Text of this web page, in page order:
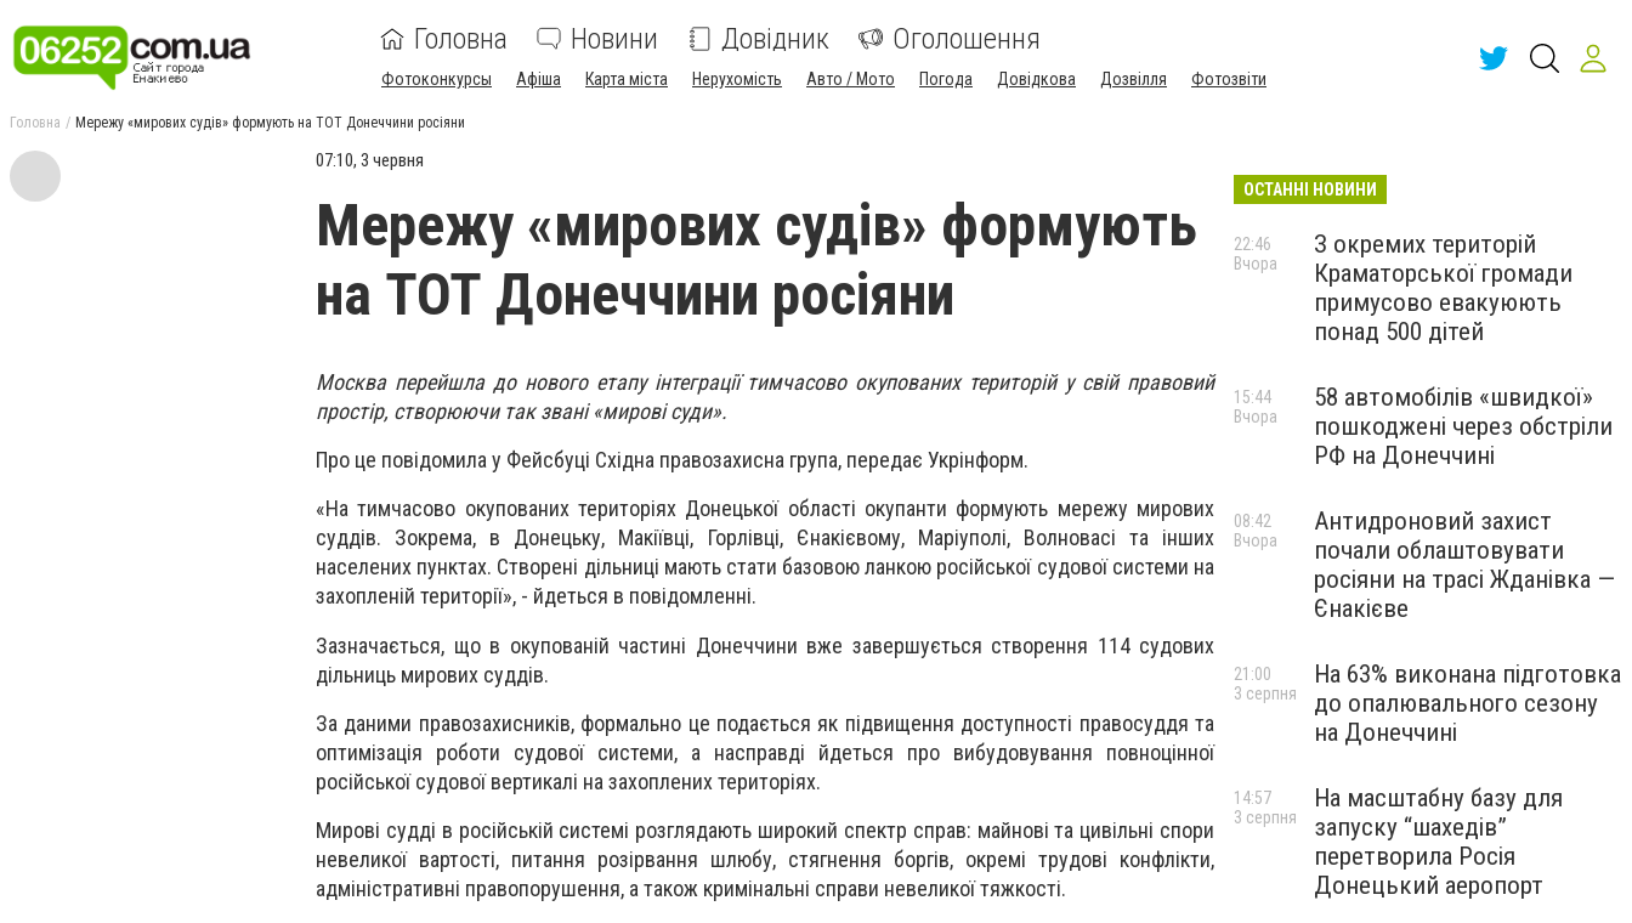
Головна Новини Довідник Оголошення
Фотоконкурсы Афіша Карта міста Нерухомість Авто / Мото Погода Довідкова Дозвілля Фотозвіти
Головна Мережу «мирових судів» формують на ТОТ Донеччини росіяни
07:10, 3 червня
Мережу «мирових судів» формують
на ТОТ Донеччини росіяни
Москва перейшла до нового етапу інтеграції тимчасово окупованих територій у свій правовий
простір, створюючи так звані «мирові суди».
Про це повідомила у Фейсбуці Східна правозахисна група, передає Укрінформ.
«На тимчасово окупованих територіях Донецької області окупанти формують мережу мирових
суддів. Зокрема, в Донецьку, Макіївці, Горлівці, Єнакієвому, Маріуполі, Волновасі та інших
населених пунктах. Створені дільниці мають стати базовою ланкою російської судової системи на
захопленій території», - йдеться в повідомленні.
Зазначається, що в окупованій частині Донеччини вже завершується створення 114 судових
дільниць мирових суддів.
За даними правозахисників, формально це подається як підвищення доступності правосуддя та
оптимізація роботи судової системи, а насправді йдеться про вибудовування повноцінної
російської судової вертикалі на захоплених територіях.
Мирові судді в російській системі розглядають широкий спектр справ: майнові та цивільні спори
невеликої вартості, питання розірвання шлюбу, стягнення боргів, окремі трудові конфлікти,
адміністративні правопорушення, а також кримінальні справи невеликої тяжкості.
ОСТАННІ НОВИНИ
З окремих територій
Краматорської громади
примусово евакуюють
понад 500 дітей
22:46
Вчора
58 автомобілів «швидкої»
пошкоджені через обстріли
РФ на Донеччині
15:44
Вчора
Антидроновий захист
почали облаштовувати
росіяни на трасі Жданівка —
Єнакієве
08:42
Вчора
На 63% виконана підготовка
до опалювального сезону
на Донеччині
21:00
3 серпня
На масштабну базу для
запуску “шахедів”
перетворила Росія
Донецький аеропорт
14:57
3 серпня